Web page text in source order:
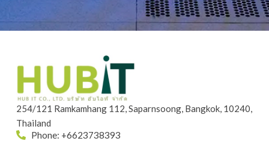
254/121 Ramkamhang 112, Saparnsoong, Bangkok, 10240,
Thailand
Phone: +6623738393